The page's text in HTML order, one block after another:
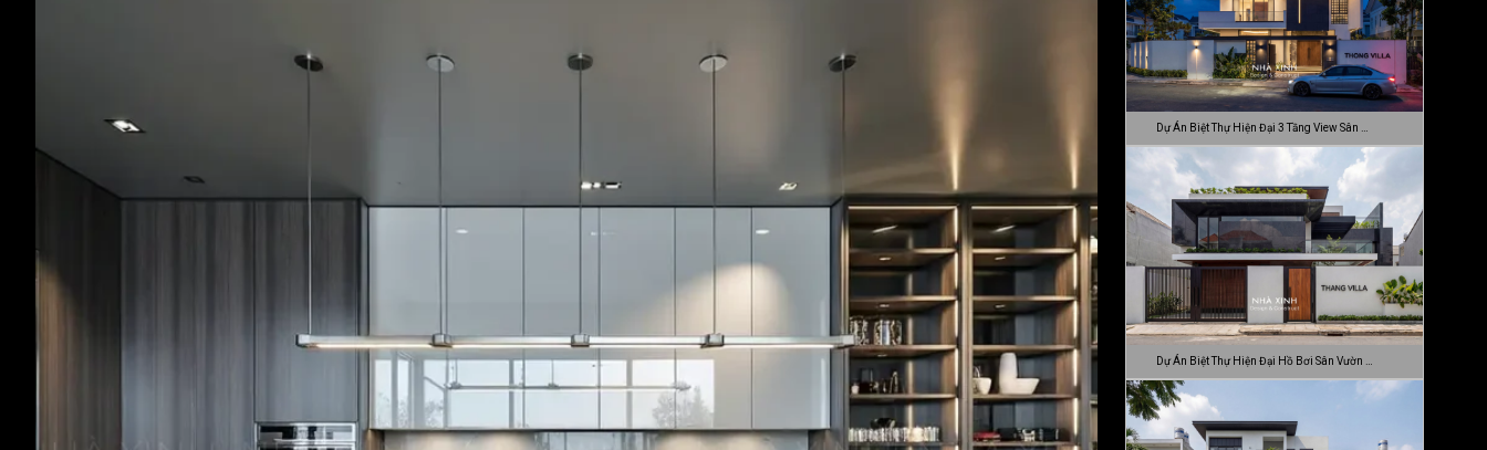
Dự Án Biệt Thự Hiện Đại 3 Tầng View Sân …
Dự Án Biệt Thự Hiện Đại Hồ Bơi Sân Vườn …